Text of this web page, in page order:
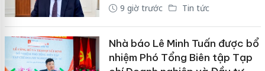
9 giờ trước Tin tức
Nhà báo Lê Minh Tuấn được bổ
nhiệm Phó Tổng Biên tập Tạp